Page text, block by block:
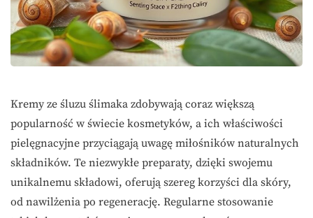
Kremy ze śluzu ślimaka zdobywają coraz większą
popularność w świecie kosmetyków, a ich właściwości
pielęgnacyjne przyciągają uwagę miłośników naturalnych
składników. Te niezwykłe preparaty, dzięki swojemu
unikalnemu składowi, oferują szereg korzyści dla skóry,
od nawilżenia po regenerację. Regularne stosowanie